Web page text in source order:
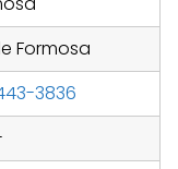
Formosa
3836